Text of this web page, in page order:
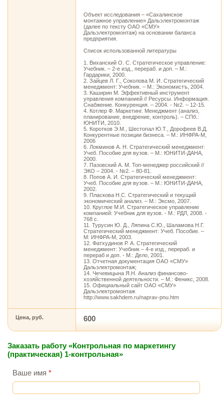
Объект исследования – «Сахалинское
монтажное управление» Дальэлектромонтаж
(далее по тексту ОАО «СМУ»
Дальэлектромонтаж) на основании баланса
предприятия.
Список использованной литературы
1. Виханский О. С. Стратегическое управление:
Учебник. – 2-е изд., перераб. и доп. – М.:
Гардарики, 2000.
2. Зайцев Л. Г., Соколова М. И. Стратегический
менеджмент: Учебник. – М.: Экономистъ, 2004.
3. Каширин М. Эффективный инструмент
управления компанией // Ресурсы. Информация.
Снабжение. Конкуренция. – 2004. - №2. – 12-15.
4. Котлер Ф. Маркетинг. Менеджмент (анализ,
планирование, внедрение, контроль). – СПб.:
ЮНИТИ, 2010.
5. Коротков Э.М., Шестопал Ю.Т., Дорофеев В.Д.
Конкурентные позиции бизнеса. – М.: ИНФРА-М,
2006
6. Локминов А. Н. Стратегический менеджмент:
Учеб. Пособие для вузов. – М.: ЮНИТИ-ДАНА,
2000.
7. Пазовский А. М. Топ-менеджер российский //
ЭКО – 2004. - №2. – 80-81.
8. Попов А. И. Стратегический менеджмент:
Учеб. Пособие для вузов. – М.: ЮНИТИ-ДАНА,
2002.
9. Пласкова Н.С. Стратегический и текущий
экономический анализ. – М.: Эксмо, 2007.
10. Круглое М.И. Стратегическое управление
компанией: Учебник для вузов. - М.: РДЛ, 2008. -
768 с.
11. Турусин Ю. Д., Ляпина С.Ю., Шаламова Н.Г.
Стратегический менеджмент: Учеб. Пособие. –
М: ИНФРА-М, 2003.
12. Фатхудинов Р. А. Стратегический
менеджмент: Учебник – 4-е изд., перераб. и
перераб и доп. - М.: Дело, 2001.
13. Отчетная документация ОАО «СМУ»
Дальэлектромонтаж;
14. Чечевицына Я.Н. Анализ финансово-
хозяйственной деятельности. – М.: Феникс, 2008.
15. Официальный сайт ОАО «СМУ»
Дальэлектромонтаж
http://www.sakhdem.ru/naprav-pnu.htm
Цена, руб. 600
Заказать работу «Контрольная по маркетингу
(практическая) 1-контрольная»
Ваше имя *